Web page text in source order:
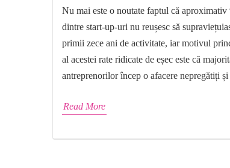
Nu mai este o noutate faptul că aproximativ
dintre start-up-uri nu reușesc să
primii zece ani de activitate, iar motivul
al acestei rate ridicate de eșec este că
antreprenorilor încep o afacere nepregătiți
Read More